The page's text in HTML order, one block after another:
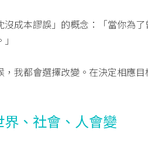
沒成本謬誤」的概念：「當你為
，我都會選擇改變。在決定相應
界、社會、人會變